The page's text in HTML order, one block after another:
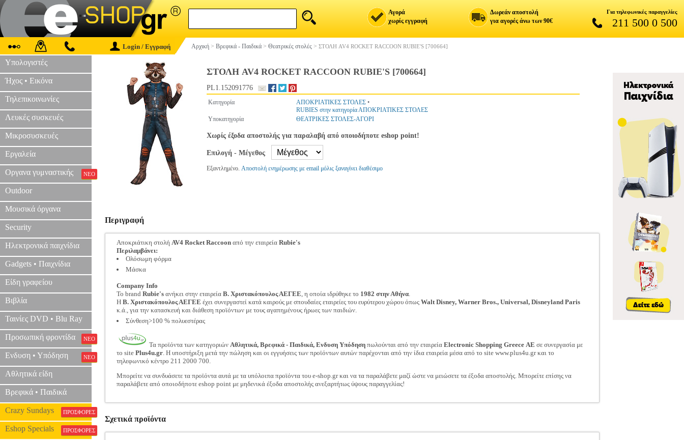
Αγορά
χωρίς εγγραφή
Δωρεάν αποστολή
για αγορές άνω των 90€
Για τηλεφωνικές παραγγελίες
211 500 0 500
Login / Εγγραφή Αρχική > Βρεφικά - Παιδικά > Θεατρικές στολές > ΣΤΟΛΗ AV4 ROCKET RACCOON RUBIE'S [700664]
Υπολογιστές
Ήχος • Εικόνα
Τηλεπικοινωνίες
Λευκές συσκευές
Μικροσυσκευές
Εργαλεία
Οργανα γυμναστικής ΝΕΟ
Outdoor
Μουσικά όργανα
Security
Ηλεκτρονικά παιχνίδια
Gadgets • Παιχνίδια
Είδη γραφείου
Βιβλία
Ταινίες DVD • Blu Ray
Προσωπική φροντίδα ΝΕΟ
Ενδυση • Υπόδηση ΝΕΟ
Αθλητικά είδη
Βρεφικά • Παιδικά
Crazy Sundays ΠΡΟΣΦΟΡΕΣ
Eshop Specials ΠΡΟΣΦΟΡΕΣ
ΣΤΟΛΗ AV4 ROCKET RACCOON RUBIE'S [700664]
PL1.152091776
Κατηγορία ΑΠΟΚΡΙΑΤΙΚΕΣ ΣΤΟΛΕΣ •
RUBIES στην κατηγορία ΑΠΟΚΡΙΑΤΙΚΕΣ ΣΤΟΛΕΣ
Υποκατηγορία
ΘΕΑΤΡΙΚΕΣ ΣΤΟΛΕΣ-ΑΓΟΡΙ
Χωρίς έξοδα αποστολής για παραλαβή από οποιοδήποτε eshop point!
Επιλογή - Μέγεθος
Εξαντλημένο. Αποστολή ενημέρωσης με email μόλις ξαναγίνει διαθέσιμο
Περιγραφή
Αποκριάτικη στολή AV4 Rocket Raccoon από την εταιρεία Rubie's
Περιλαμβάνει:
Ολόσωμη φόρμα
Μάσκα
Company Info
Το brand Rubie's ανήκει στην εταιρεία Β. Χριστακόπουλος ΑΕΓΕΕ, η οποία ιδρύθηκε το 1982 στην Αθήνα.
Η Β. Χριστακόπουλος ΑΕΓΕΕ έχει συνεργαστεί κατά καιρούς με σπουδαίες εταιρείες του ευρύτερου χώρου όπως Walt Disney, Warner Bros., Universal, Disneyland Paris
κ.ά., για την κατασκευή και διάθεση προϊόντων με τους αγαπημένους ήρωες των παιδιών.
Σύνθεση>100 % πολυεστέρας
Τα προϊόντα των κατηγοριών Αθλητικά, Βρεφικά - Παιδικά, Ενδυση Υπόδηση πωλούνται από την εταιρεία Electronic Shopping Greece ΑΕ σε συνεργασία με
το site Plus4u.gr. Η υποστήριξη μετά την πώληση και οι εγγυήσεις των προϊόντων αυτών παρέχονται από την ίδια εταιρεία μέσα από το site www.plus4u.gr και το
τηλεφωνικό κέντρο 211 2000 700.
Μπορείτε να συνδυάσετε τα προϊόντα αυτά με τα υπόλοιπα προϊόντα του e-shop.gr και να τα παραλάβετε μαζί ώστε να μειώσετε τα έξοδα αποστολής. Μπορείτε επίσης να
παραλάβετε από οποιοδήποτε eshop point με μηδενικά έξοδα αποστολής ανεξαρτήτως ύψους παραγγελίας!
Σχετικά προϊόντα